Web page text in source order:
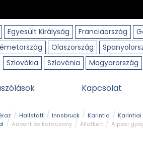
Egyesült Királyság Franciaország
Olaszország
Szlovákia
Szlovénia Magyarország
Kapcsolat
Hallstatt Innsbruck Karintia
Advent és karácsony Állatkert
Alpesi